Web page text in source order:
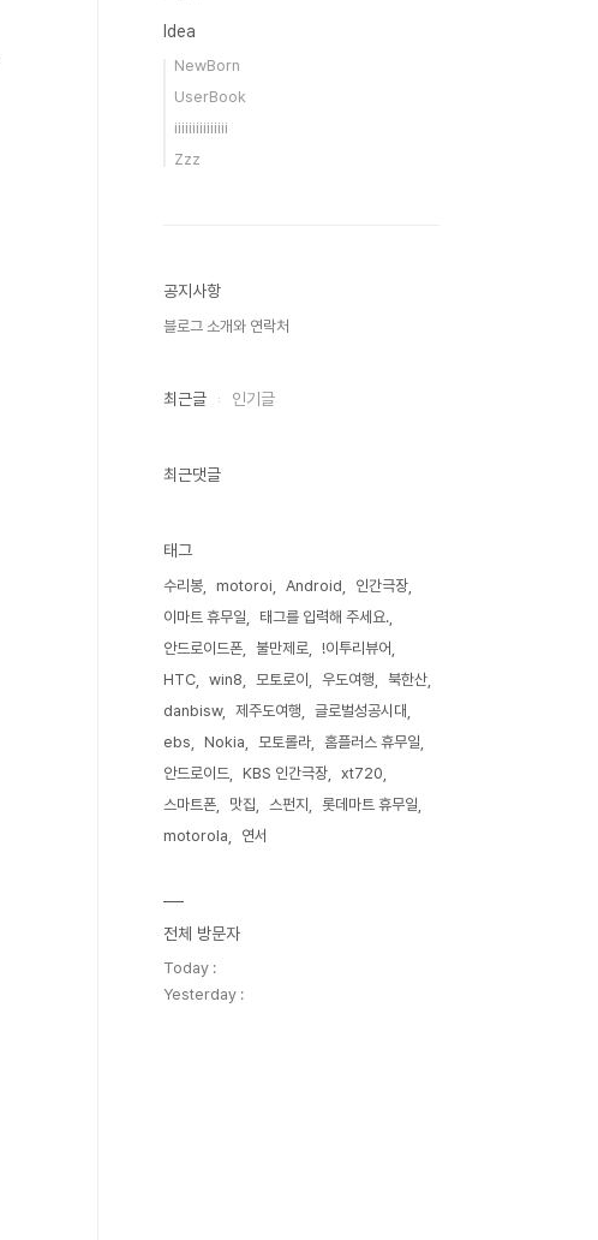
Idea
NewBorn
UserBook
iiiiiiiiiiiiiii
Zzz
공지사항
블로그 소개와 연락처
최근글 인기글
최근댓글
태그
수리봉 motoroi Android
인간극장
이마트 휴무일
태그를 입력해 주세요.
안드로이드폰
불만제로
!이투리뷰어
HTC
win8 모토로이 우도여행
북한산
danbisw
제주도여행
글로벌성공시대
ebs
Nokia 모토롤라
홈플러스 휴무일
안드로이드
KBS 인간극장
xt720
스마트폰
맛집 스펀지
롯데마트 휴무일
motorola
연서
전체 방문자
Today :
Yesterday :